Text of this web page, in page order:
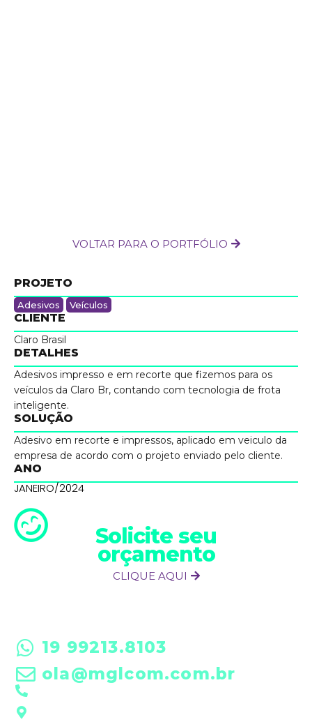
VOLTAR PARA O PORTFÓLIO
PROJETO
Adesivos Veículos
CLIENTE
Claro Brasil
DETALHES
Adesivos impresso e em recorte que fizemos para os
veículos da Claro Br, contando com tecnologia de frota
inteligente.
SOLUÇÃO
Adesivo em recorte e impressos, aplicado em veiculo da
empresa de acordo com o projeto enviado pelo cliente.
ANO
JANEIRO/2024
Solicite seu
orçamento
CLIQUE AQUI
19 99213.8103
ola@mglcom.com.br